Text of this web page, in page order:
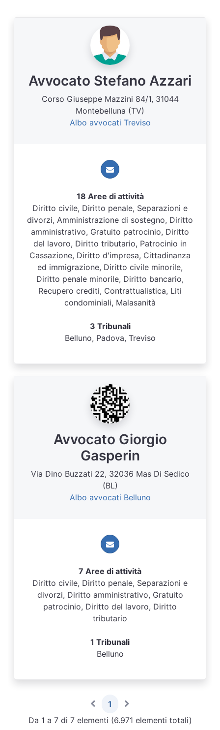
Avvocato Stefano Azzari
Corso Giuseppe Mazzini 84/1, 31044
Montebelluna (TV)
Albo avvocati Treviso
18 Aree di attività
Diritto civile, Diritto penale, Separazioni e
divorzi, Amministrazione di sostegno, Diritto
amministrativo, Gratuito patrocinio, Diritto
del lavoro, Diritto tributario, Patrocinio in
Cassazione, Diritto d'impresa, Cittadinanza
ed immigrazione, Diritto civile minorile,
Diritto penale minorile, Diritto bancario,
Recupero crediti, Contrattualistica, Liti
condominiali, Malasanità
3 Tribunali
Belluno, Padova, Treviso
Avvocato Giorgio
Gasperin
Via Dino Buzzati 22, 32036 Mas Di Sedico
(BL)
Albo avvocati Belluno
7 Aree di attività
Diritto civile, Diritto penale, Separazioni e
divorzi, Diritto amministrativo, Gratuito
patrocinio, Diritto del lavoro, Diritto
tributario
1 Tribunali
Belluno
1
Da 1 a 7 di 7 elementi (6.971 elementi totali)